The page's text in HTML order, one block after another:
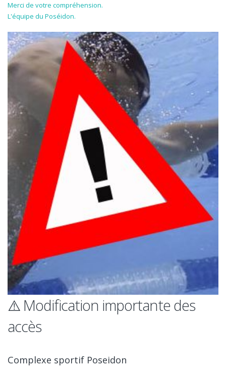
Merci de votre compréhension.
L'équipe du Poséidon.
⚠️ Modification importante des
accès
Complexe sportif Poseidon